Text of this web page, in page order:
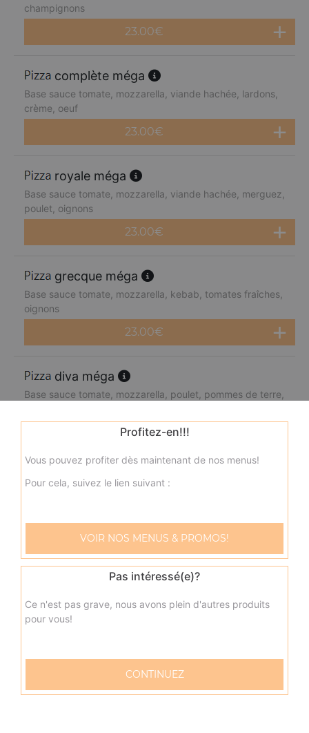
champignons
23.00€
complète méga
Base sauce tomate, mozzarella, viande hachée, lardons,
crème, oeuf
23.00€
royale méga
Base sauce tomate, mozzarella, viande hachée, merguez,
poulet, oignons
23.00€
grecque méga
Base sauce tomate, mozzarella, kebab, tomates fraîches,
oignons
23.00€
diva méga
Base sauce tomate, mozzarella, poulet, pommes de terre,
23.00€
neptune méga
23.00€
napolitaine méga
pacifico méga
Base sauce tomate, mozzarella, saumon fumé, oeufs de
lump, crème fraîche, citron
Profitez-en!!!
Vous pouvez profiter dès maintenant de nos menus!
Pour cela, suivez le lien suivant :
VOIR NOS MENUS & PROMOS!
Pas intéressé(e)?
Ce n'est pas grave, nous avons plein d'autres produits
pour vous!
CONTINUEZ